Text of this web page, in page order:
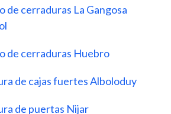
de cerraduras La Gangosa
de cerraduras Huebro
de cajas fuertes Alboloduy
de puertas Nijar